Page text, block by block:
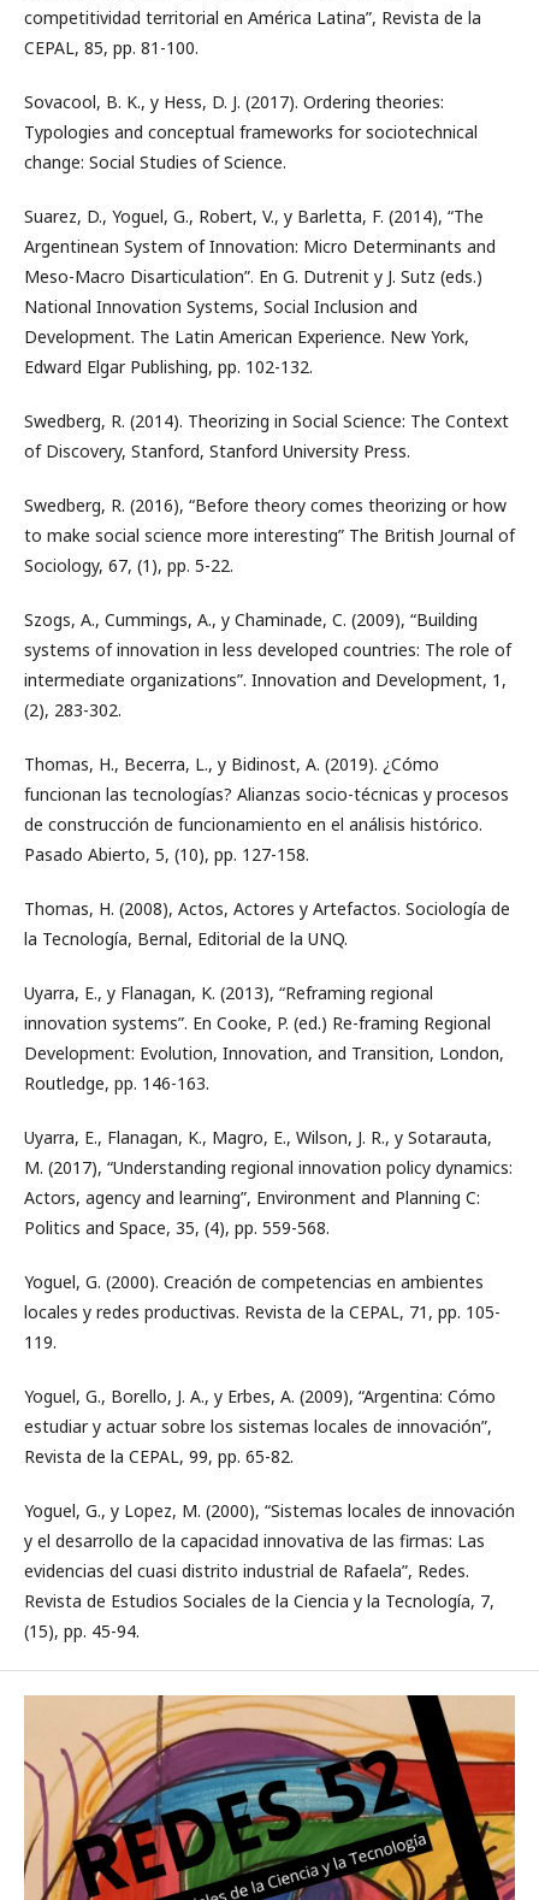
competitividad territorial en América Latina”, Revista de la
CEPAL, 85, pp. 81-100.
Sovacool, B. K., y Hess, D. J. (2017). Ordering theories:
Typologies and conceptual frameworks for sociotechnical
change: Social Studies of Science.
Suarez, D., Yoguel, G., Robert, V., y Barletta, F. (2014), “The
Argentinean System of Innovation: Micro Determinants and
Meso-Macro Disarticulation”. En G. Dutrenit y J. Sutz (eds.)
National Innovation Systems, Social Inclusion and
Development. The Latin American Experience. New York,
Edward Elgar Publishing, pp. 102-132.
Swedberg, R. (2014). Theorizing in Social Science: The Context
of Discovery, Stanford, Stanford University Press.
Swedberg, R. (2016), “Before theory comes theorizing or how
to make social science more interesting” The British Journal of
Sociology, 67, (1), pp. 5-22.
Szogs, A., Cummings, A., y Chaminade, C. (2009), “Building
systems of innovation in less developed countries: The role of
intermediate organizations”. Innovation and Development, 1,
(2), 283-302.
Thomas, H., Becerra, L., y Bidinost, A. (2019). ¿Cómo
funcionan las tecnologías? Alianzas socio-técnicas y procesos
de construcción de funcionamiento en el análisis histórico.
Pasado Abierto, 5, (10), pp. 127-158.
Thomas, H. (2008), Actos, Actores y Artefactos. Sociología de
la Tecnología, Bernal, Editorial de la UNQ.
Uyarra, E., y Flanagan, K. (2013), “Reframing regional
innovation systems”. En Cooke, P. (ed.) Re-framing Regional
Development: Evolution, Innovation, and Transition, London,
Routledge, pp. 146-163.
Uyarra, E., Flanagan, K., Magro, E., Wilson, J. R., y Sotarauta,
M. (2017), “Understanding regional innovation policy dynamics:
Actors, agency and learning”, Environment and Planning C:
Politics and Space, 35, (4), pp. 559-568.
Yoguel, G. (2000). Creación de competencias en ambientes
locales y redes productivas. Revista de la CEPAL, 71, pp. 105-
119.
Yoguel, G., Borello, J. A., y Erbes, A. (2009), “Argentina: Cómo
estudiar y actuar sobre los sistemas locales de innovación”,
Revista de la CEPAL, 99, pp. 65-82.
Yoguel, G., y Lopez, M. (2000), “Sistemas locales de innovación
y el desarrollo de la capacidad innovativa de las firmas: Las
evidencias del cuasi distrito industrial de Rafaela”, Redes.
Revista de Estudios Sociales de la Ciencia y la Tecnología, 7,
(15), pp. 45-94.